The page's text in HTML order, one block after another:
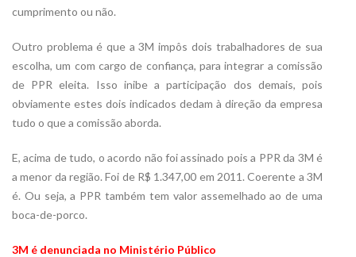
cumprimento ou não.
Outro problema é que a 3M impôs dois trabalhadores de sua
escolha, um com cargo de confiança, para integrar a comissão
de PPR eleita. Isso inibe a participação dos demais, pois
obviamente estes dois indicados dedam à direção da empresa
tudo o que a comissão aborda.
E, acima de tudo, o acordo não foi assinado pois a PPR da 3M é
a menor da região. Foi de R$ 1.347,00 em 2011. Coerente a 3M
é. Ou seja, a PPR também tem valor assemelhado ao de uma
boca-de-porco.
3M é denunciada no Ministério Público